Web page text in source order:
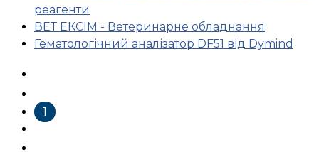
реагенти
ВЕТ ЕКСІМ - Ветеринарне обладнання
Гематологічний аналізатор DF51 від Dymind
1